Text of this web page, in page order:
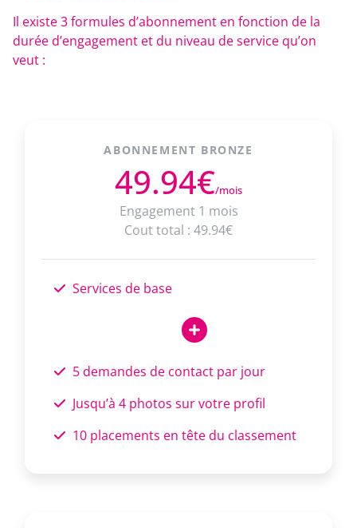
Il existe 3 formules d’abonnement en fonction de la
durée d’engagement et du niveau de service qu’on
veut :
ABONNEMENT BRONZE
49.94€/mois
Engagement 1 mois
Cout total : 49.94€
Services de base
5 demandes de contact par jour
Jusqu’à 4 photos sur votre profil
10 placements en tête du classement